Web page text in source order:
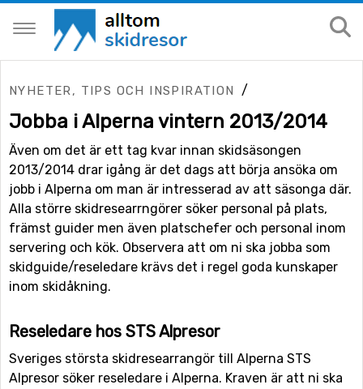
NYHETER, TIPS OCH INSPIRATION /
Jobba i Alperna vintern 2013/2014
Även om det är ett tag kvar innan skidsäsongen
2013/2014 drar igång är det dags att börja ansöka om
jobb i Alperna om man är intresserad av att säsonga där.
Alla större skidresearrngörer söker personal på plats,
främst guider men även platschefer och personal inom
servering och kök. Observera att om ni ska jobba som
skidguide/reseledare krävs det i regel goda kunskaper
inom skidåkning.
Reseledare hos STS Alpresor
Sveriges största skidresearrangör till Alperna STS
Alpresor söker reseledare i Alperna. Kraven är att ni ska